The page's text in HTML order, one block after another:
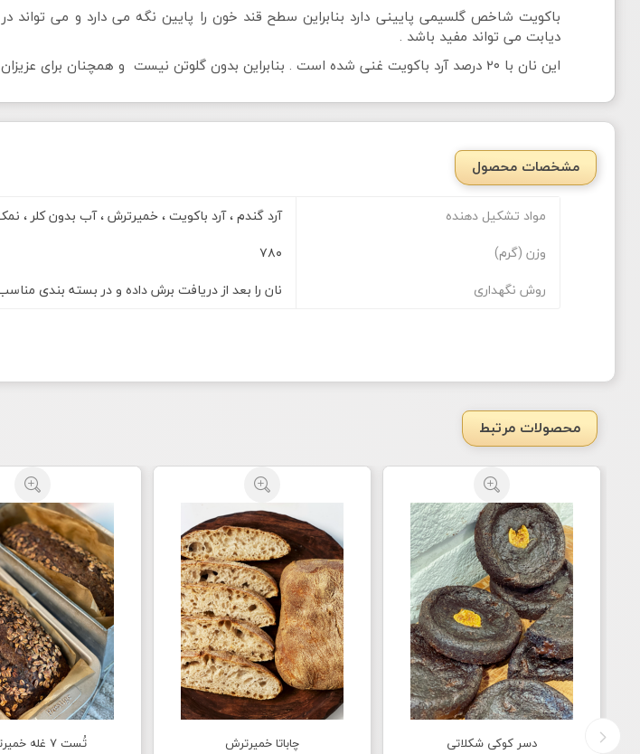
دیابت می تواند مفید باشد .
این نان با ۲۰ درصد آرد باکویت غنی شده است . بنابراین بدون گلوتن نیست و همچنان برای عزیزان مبتلا به سلیاک و افرادی که به گلوتن آلرژی دارند مناسب نیست .
مشخصات محصول
مواد تشکیل دهنده
آرد گندم ، آرد باکویت ، خمیرترش ، آب بدون کلر ،
وزن (گرم)
۷۸۰
روش نگهداری
نان را بعد از دریافت برش داده و در بسته بندی
محصولات مرتبط
چاباتا خمیرترش تُست ۷ غله خمیرترش کراکرهای